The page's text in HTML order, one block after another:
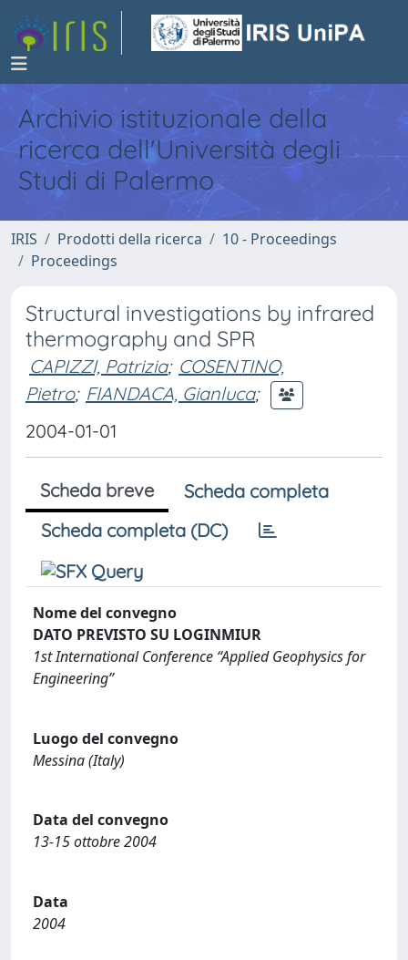
Archivio istituzionale della
ricerca dell'Università degli
Studi di Palermo
IRIS Prodotti della ricerca
10 - Proceedings
Proceedings
Structural investigations by infrared
thermography and SPR
CAPIZZI, Patrizia; COSENTINO,
Pietro; FIANDACA, Gianluca;
2004-01-01
Scheda breve
Scheda completa
Scheda completa (DC)
Nome del convegno
DATO PREVISTO SU LOGINMIUR
1st International Conference “Applied Geophysics for
Engineering”
Luogo del convegno
Messina (Italy)
Data del convegno
13-15 ottobre 2004
Data
2004